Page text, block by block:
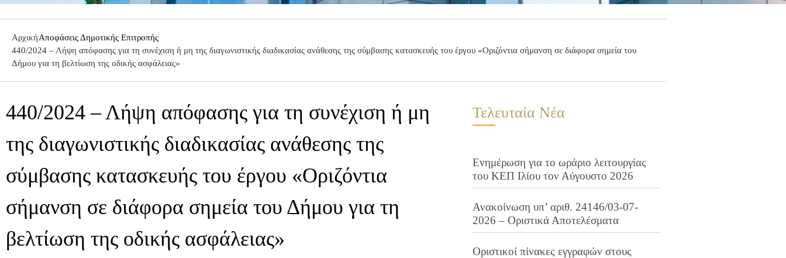
ΑρχικήΑποφάσεις Δημοτικής Επιτροπής
440/2024 – Λήψη απόφασης για τη συνέχιση ή μη της διαγωνιστικής διαδικασίας ανάθεσης της σύμβασης κατασκευής του έργου «Οριζόντια σήμανση σε διάφορα σημεία του
Δήμου για τη βελτίωση της οδικής ασφάλειας»
440/2024 – Λήψη απόφασης για τη συνέχιση ή μη
της διαγωνιστικής διαδικασίας ανάθεσης της
σύμβασης κατασκευής του έργου «Οριζόντια
σήμανση σε διάφορα σημεία του Δήμου για τη
βελτίωση της οδικής ασφάλειας»
Τελευταία Νέα
Ενημέρωση για το ωράριο λειτουργίας
του ΚΕΠ Ιλίου τον Αύγουστο 2026
Ανακοίνωση υπ’ αριθ. 24146/03-07-
2026 – Οριστικά Αποτελέσματα
Οριστικοί πίνακες εγγραφών στους